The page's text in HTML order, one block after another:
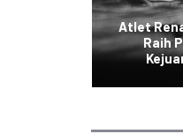
Atlet
Raih